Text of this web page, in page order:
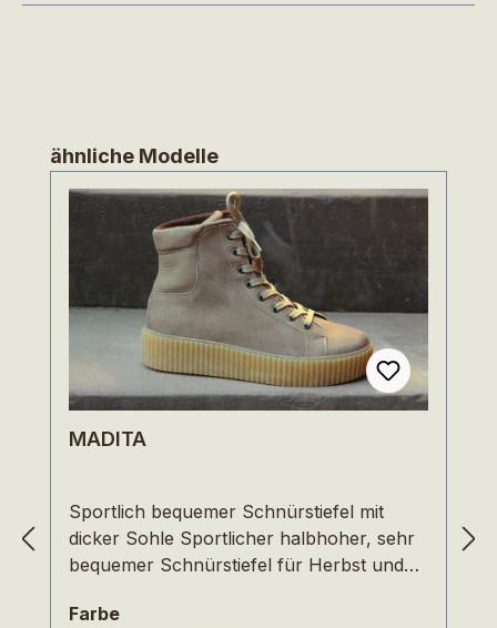
Produktgalerie überspringen
ähnliche Modelle
MADITA
Sportlich bequemer Schnürstiefel mit
dicker Sohle Sportlicher halbhoher, sehr
bequemer Schnürstiefel für Herbst und
viel Platz und durch die Schnürung lässt
Farbeauswählen